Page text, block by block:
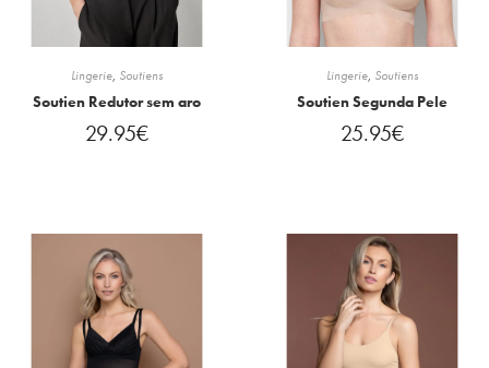
Lingerie, Soutiens
Soutien Redutor sem aro
29.95€
Lingerie, Soutiens
Soutien Segunda Pele
25.95€